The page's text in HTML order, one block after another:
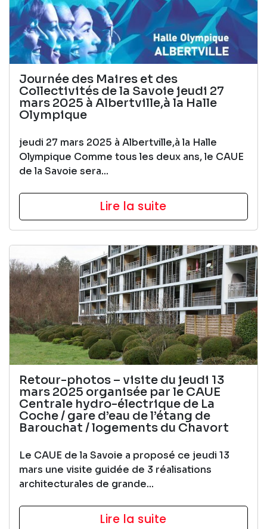
Journée des Maires et des
Collectivités de la Savoie jeudi 27
mars 2025 à Albertville,à la Halle
Olympique
jeudi 27 mars 2025 à Albertville,à la Halle
Olympique Comme tous les deux ans, le CAUE
de la Savoie sera...
Lire la suite
Retour-photos – visite du jeudi 13
mars 2025 organisée par le CAUE
Centrale hydro-électrique de La
Coche / gare d’eau de l’étang de
Barouchat / logements du Chavort
Le CAUE de la Savoie a proposé ce jeudi 13
mars une visite guidée de 3 réalisations
architecturales de grande...
Lire la suite